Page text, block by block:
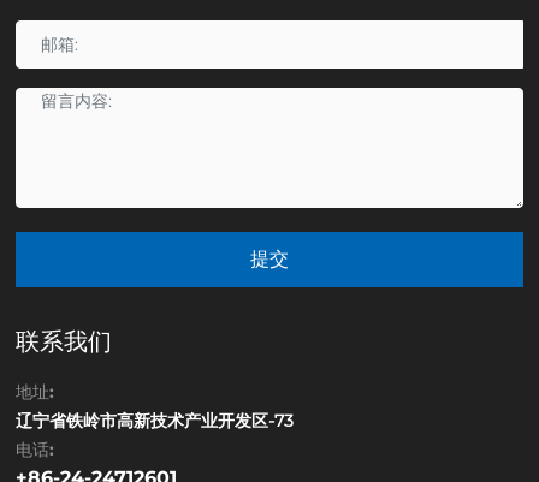
联系我们
地址:
辽宁省铁岭市高新技术产业开发区-73
电话:
提交